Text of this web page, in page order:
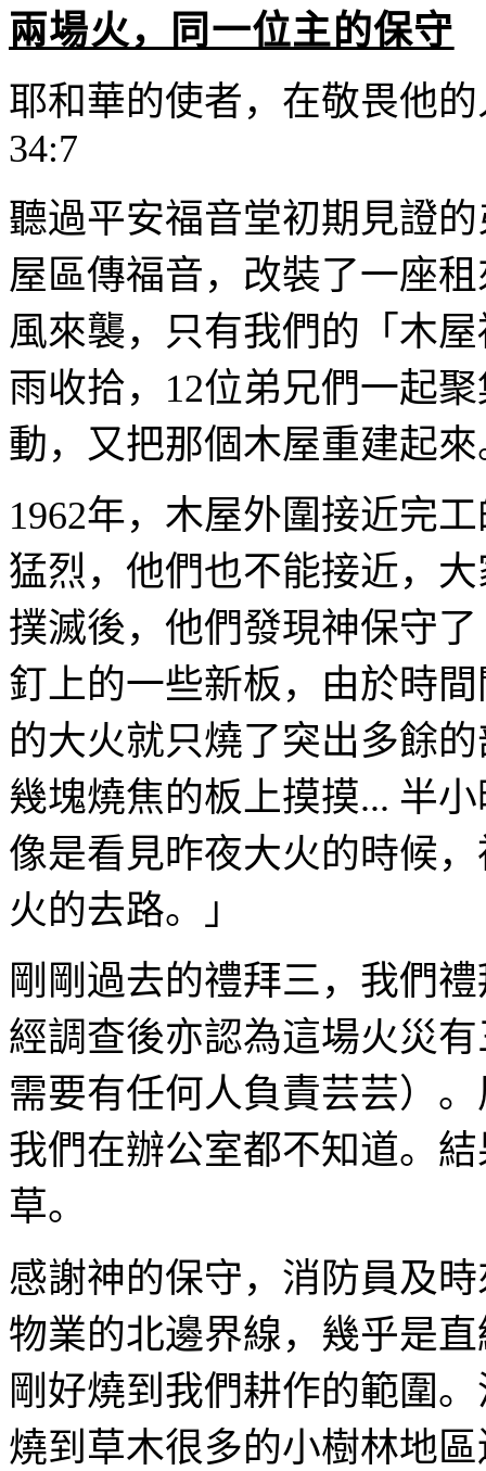
兩場火，同一位主的保守
耶和華的使者，在敬畏他
34:7
聽過平安福音堂初期見證
屋區傳福音，改裝了一座
風來襲，只有我們的「木
雨收拾， 12位弟兄們一起
動，又把那個木屋重建起來
1962年，木屋外圍接近完
猛烈，他們也不能接近，
撲滅後，他們發現神保守
釘上的一些新板，由於時
的大火就只燒了突出多餘
幾塊燒焦的板上摸摸... 半
像是看見昨夜大火的時候
火的去路。」
剛剛過去的禮拜三，我們
經調查後亦認為這場火災
需要有任何人負責芸芸）
我們在辦公室都不知道。
草。
感謝神的保守，消防員及
物業的北邊界線，幾乎是
剛好燒到我們耕作的範圍
燒到草木很多的小樹林地